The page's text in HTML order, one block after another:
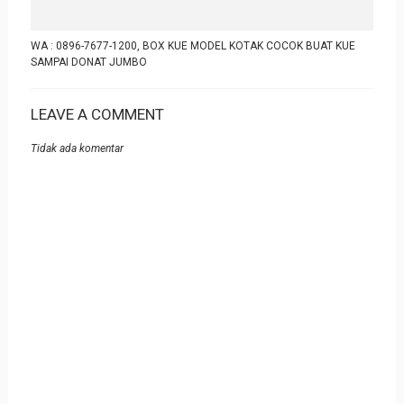
WA : 0896-7677-1200, BOX KUE MODEL KOTAK COCOK BUAT KUE
SAMPAI DONAT JUMBO
LEAVE A COMMENT
Tidak ada komentar